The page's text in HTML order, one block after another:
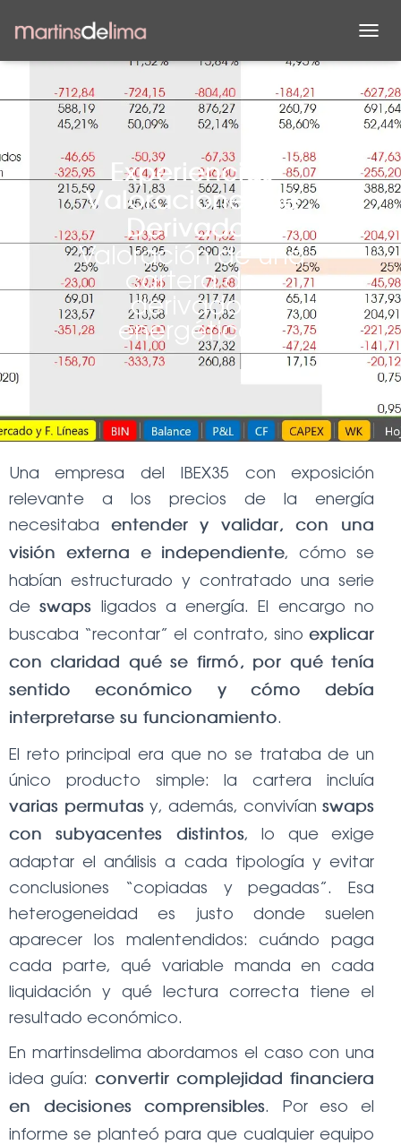
A
B
I
A
M
O
D
D
E
A
V
E
G
A
C
N
Experiencias
Valoraciones de
Derivados
Valoración de una
cartera de
derivados
energéticos
Una empresa del IBEX35 con exposición
relevante a los precios de la energía
necesitaba
entender y validar, con una
visión externa e independiente, cómo se
habían estructurado y contratado una serie
deswaps
ligados a energía. El encargo no
buscaba “recontar” el contrato, sino explicar
con claridad qué se firmó, por qué tenía
sentido económico y cómo debía
interpretarse su funcionamiento.
El reto principal era que no se trataba de un
único producto simple: la cartera incluía
varias permutas y, además, convivían swaps
con subyacentes distintos, lo que exige
adaptar el análisis a cada tipología y evitar
conclusiones “copiadas y pegadas”. Esa
heterogeneidad es justo donde suelen
aparecer los malentendidos: cuándo paga
cada parte, qué variable manda en cada
liquidación y qué lectura correcta tiene el
resultado económico.
En martinsdelima abordamos el caso con una
idea guía: convertir complejidad financiera
en decisiones comprensibles. Por eso el
informe se planteó para que cualquier equipo